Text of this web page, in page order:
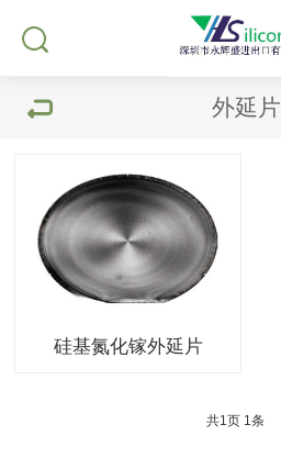
外延片
硅基氮化镓外延片
共1页 1条